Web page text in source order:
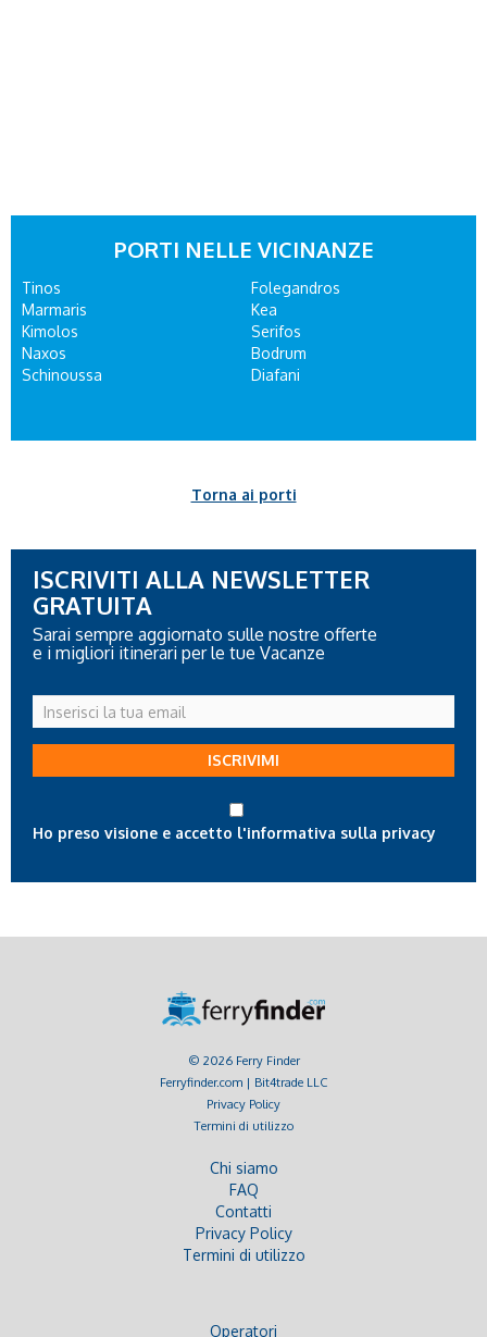
PORTI NELLE VICINANZE
Tinos
Marmaris
Kimolos
Naxos
Schinoussa
Folegandros
Kea
Serifos
Bodrum
Diafani
Torna ai porti
ISCRIVITI ALLA NEWSLETTER
GRATUITA
Sarai sempre aggiornato sulle nostre offerte
e i migliori itinerari per le tue Vacanze
Inserisci
la
tua
ISCRIVIMI
Ho preso visione e accetto l'informativa sulla privacy
© 2026 Ferry Finder
Ferryfinder.com | Bit4trade LLC
Privacy Policy
Termini di utilizzo
Chi siamo
FAQ
Contatti
Privacy Policy
Termini di utilizzo
Operatori